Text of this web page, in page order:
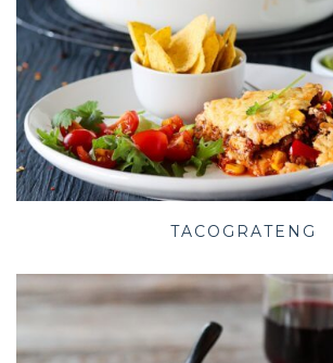
TACOGRATENG